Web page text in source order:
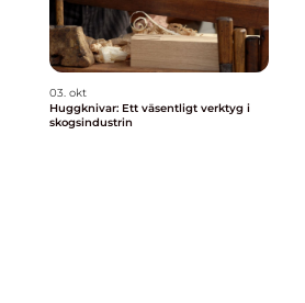
03. okt
Huggknivar: Ett väsentligt verktyg i
skogsindustrin